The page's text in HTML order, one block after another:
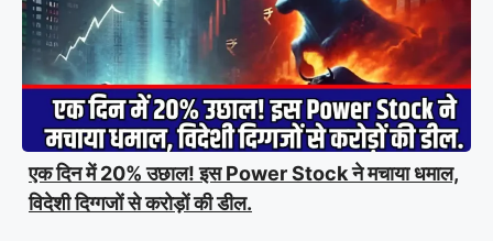
एक दिन में 20% उछाल! इस Power Stock ने मचाया धमाल,
विदेशी दिग्गजों से करोड़ों की डील.